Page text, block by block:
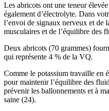
Les abricots ont une teneur
également d’électrolyte. Dans
l’envoi de signaux nerveux et de
musculaires et de l’équilibre des
Deux abricots (70 grammes)
qui représente 4 % de la VQ.
Comme le potassium travaille en
pour maintenir l’équilibre des
prévenir les ballonnements et à
saine (24).